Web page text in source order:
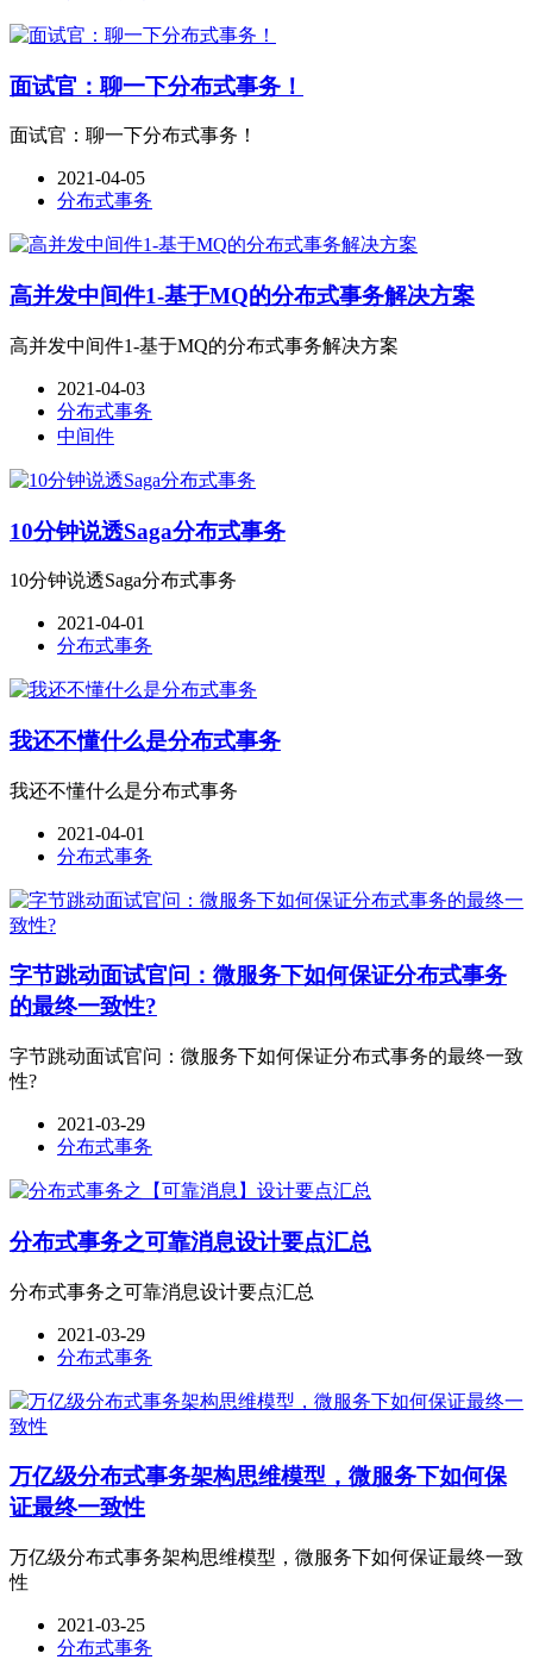
面试官：聊一下分布式事务！
面试官：聊一下分布式事务！
2021-04-05
分布式事务
高并发中间件1-基于MQ的分布式事务解决方案
高并发中间件1-基于MQ的分布式事务解决方案
2021-04-03
分布式事务
中间件
10分钟说透Saga分布式事务
10分钟说透Saga分布式事务
2021-04-01
分布式事务
我还不懂什么是分布式事务
我还不懂什么是分布式事务
2021-04-01
分布式事务
字节跳动面试官问：微服务下如何保证分布式事务
的最终一致性?
字节跳动面试官问：微服务下如何保证分布式事务的最终一致
性?
2021-03-29
分布式事务
分布式事务之可靠消息设计要点汇总
分布式事务之可靠消息设计要点汇总
2021-03-29
分布式事务
万亿级分布式事务架构思维模型，微服务下如何保
证最终一致性
万亿级分布式事务架构思维模型，微服务下如何保证最终一致
性
2021-03-25
分布式事务